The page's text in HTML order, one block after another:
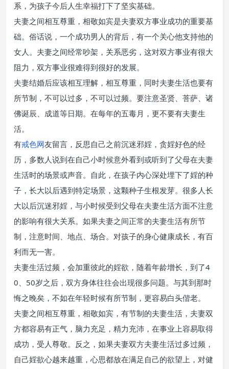
系，为孩子今后人生幸福打下了坚实基础。
夫妻之间相互尊重，相敬如宾是夫妻双方事业成功的重要基
础。俗话说，一个成功男人的背后，有一个关心他支持他的
女人。夫妻之间经常吵架，关系恶劣，这对双方事业有很大
阻力，双方事业很难得到很好的发展。
夫妻结婚后应该相互理解，相互尊重，同时夫妻生活也要有
所节制，不可以过多，不可以过频。要注意圣贤、菩萨、诸
佛诞辰、成道等日期。在每年的五毒月，更不要有夫妻生
活。
有戒色网友留言，反思自己之前沉迷邪婬，贪婬好色的经
历，多数人说到在自己小时候意外看到或听到了父母在夫妻
生活时的场景或声音。自此，在孩子内心深处埋下了婬的种
子，长大以后遇到特定场景，这颗种子生根发芽。很多人长
大以后沉迷邪婬，与小时候受到父母在夫妻生活方面不注意
的影响有很大关系。如果夫妻之间正常的夫妻生活有所节
制，注意时间、地点、场合。对孩子的身心健康成长，有百
利而无一害。
夫妻生活过频，会加重彼此的婬欲，随着年龄增长，到了4
0、50岁之后，双方身体往往会出现很多问题。与其到那时
悔之晚矣，不如在年轻时候有所节制，更容易白头偕老。
夫妻之间相互尊重，相敬如宾，有节制的夫妻生活，夫妻双
方都容易有正气，脑力充足，精力充沛，在事业上容易取得
成功，受人尊敬。反之，如果夫妻双方夫妻生活过多过频，
自己婬欲心越来越重，心思都放在满足自己的欲望上，对健